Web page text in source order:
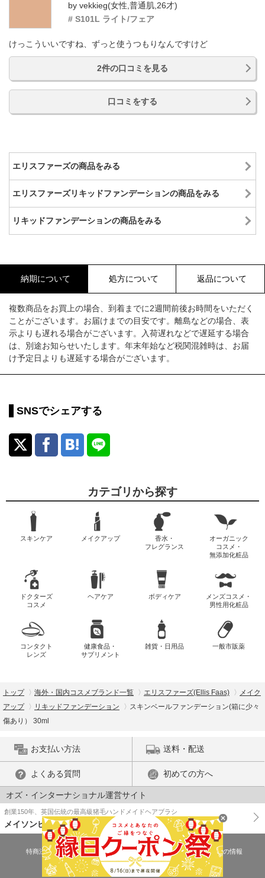
by vekkieg(女性,普通肌,26才)
# S101L ライト/フェア
けっこういいですね、ずっと使うつもりなんですけど
2件の口コミを見る
口コミをする
エリスファーズの商品をみる
エリスファーズリキッドファンデーションの商品をみる
リキッドファンデーションの商品をみる
納期について 処方について 返品について
複数商品をお買上の場合、到着までに2週間前後お時間をいただく
ことがございます。お届けまでの目安です。離島などの場合、表
示よりも遅れる場合がございます。入荷遅れなどで遅延する場合
は、別途お知らせいたします。年末年始など税関混雑時は、お届
け予定日よりも遅延する場合がございます。
SNSでシェアする
カテゴリから探す
スキンケア メイクアップ
香水・
フレグランス
オーガニック
コスメ・
無添加化粧品
ドクターズ
コスメ
ヘアケア ボディケア
メンズコスメ・
男性用化粧品
コンタクト
レンズ
健康食品・
サプリメント
雑貨・日用品 一般市販薬
トップ 海外・国内コスメブランド一覧 エリスファーズ(Ellis Faas)
メイク
アップ
リキッドファンデーション
スキンベールファンデーション(箱に少々
傷あり） 30ml
お支払い方法 送料・配送
よくある質問 初めての方へ
オズ・インターナショナル運営サイト
創業150年、英国伝統の最高級猪毛ハンドメイドヘアブラシ
メイソンピアソン
特商法に基づく表示 プライバシーポリシー
医薬品販売許可証の情報
ご利用規約
PC版で表示